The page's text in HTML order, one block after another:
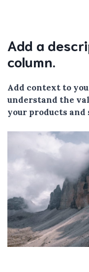
Add a
column.
Add context to
understand the
your products and